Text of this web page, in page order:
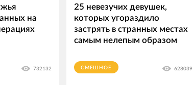
на
732132
25 невезучих девушек,
которых угораздило
застрять в странных местах
самым нелепым образом
СМЕШНОЕ 628039